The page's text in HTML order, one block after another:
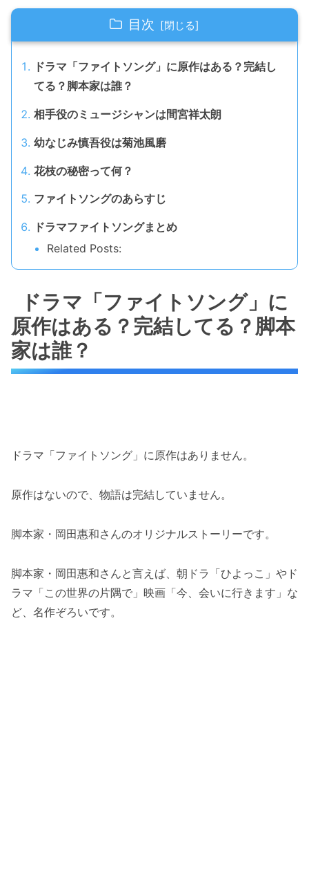
目次
ドラマ「ファイトソング」に原作はある？完結し
てる？脚本家は誰？
相手役のミュージシャンは間宮祥太朗
幼なじみ慎吾役は菊池風磨
花枝の秘密って何？
ファイトソングのあらすじ
ドラマファイトソングまとめ
Related Posts:
ドラマ「ファイトソング」に
原作はある？完結してる？脚本
家は誰？
ドラマ「ファイトソング」に原作はありません。
原作はないので、物語は完結していません。
脚本家・岡田惠和さんのオリジナルストーリーです。
脚本家・岡田惠和さんと言えば、朝ドラ「ひよっこ」やド
ラマ「この世界の片隅で」映画「今、会いに行きます」な
ど、名作ぞろいです。